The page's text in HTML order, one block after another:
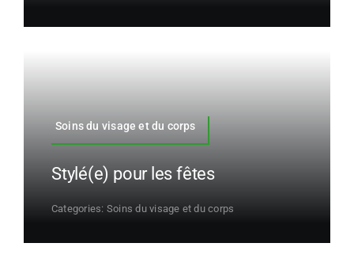
Soins du visage et du corps
Stylé(e) pour les fêtes
Categories: Soins du visage et du corps